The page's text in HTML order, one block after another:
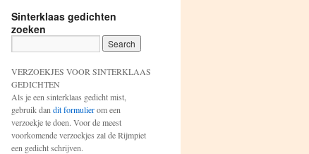
Sinterklaas gedichten
zoeken
VERZOEKJES VOOR SINTERKLAAS
GEDICHTEN
Als je een sinterklaas gedicht mist,
gebruik dan dit formulierom een
verzoekje te doen. Voor de meest
voorkomende verzoekjes zal de Rijmpiet
een gedicht schrijven.